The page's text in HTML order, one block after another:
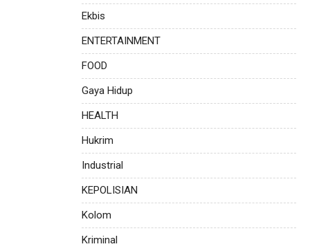
Ekbis
ENTERTAINMENT
FOOD
Gaya Hidup
HEALTH
Hukrim
Industrial
KEPOLISIAN
Kolom
Kriminal